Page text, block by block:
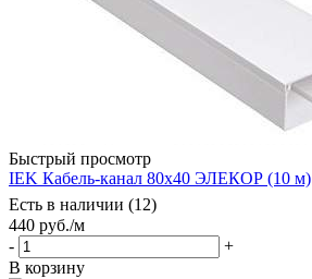
Быстрый просмотр
IEK Кабель-канал 80х40 ЭЛЕКОР (10 м)
Есть в наличии (12)
440 руб./м
-
+
В корзину